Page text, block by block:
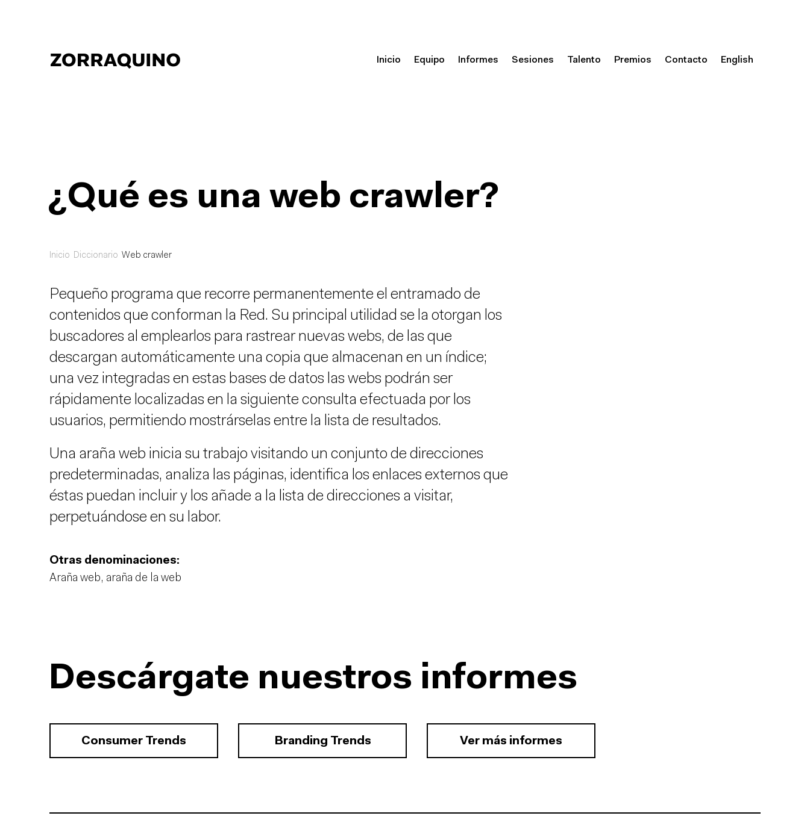
Inicio Equipo Informes Sesiones Talento Premios Contacto English
¿Qué es una web crawler?
Inicio Diccionario Web crawler
Pequeño programa que recorre permanentemente el entramado de
contenidos que conforman la Red. Su principal utilidad se la otorgan los
buscadores al emplearlos para rastrear nuevas webs, de las que
descargan automáticamente una copia que almacenan en un índice;
una vez integradas en estas bases de datos las webs podrán ser
rápidamente localizadas en la siguiente consulta efectuada por los
usuarios, permitiendo mostrárselas entre la lista de resultados.
Una araña web inicia su trabajo visitando un conjunto de direcciones
predeterminadas, analiza las páginas, identifica los enlaces externos que
éstas puedan incluir y los añade a la lista de direcciones a visitar,
perpetuándose en su labor.
Otras denominaciones:
Araña web, araña de la web
Descárgate nuestros informes
Consumer Trends Branding Trends Ver más informes